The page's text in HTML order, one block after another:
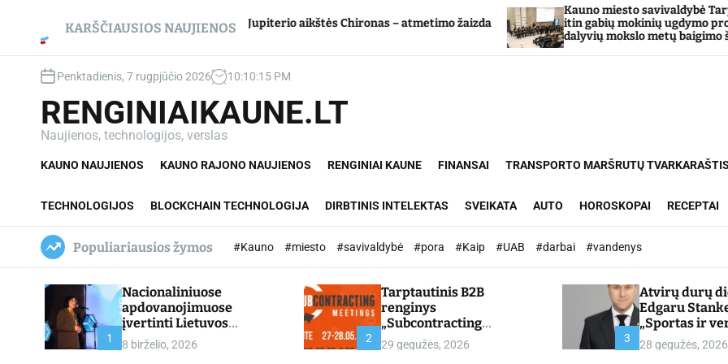
KARŠČIAUSIOS NAUJIENOS
Jupiterio aikštės Chironas – atmetimo žaizda
Kauno miesto savivaldybė Tarpdisciplininio
itin gabių mokinių ugdymo programos
dalyvių mokslo metų baigimo šventė
Penktadienis, 7 rugpjūčio 2026 10:10:16 PM
RENGINIAIKAUNE.LT
Naujienos, technologijos, verslas
KAUNO NAUJIENOS KAUNO RAJONO NAUJIENOS RENGINIAI KAUNE FINANSAI TRANSPORTO MARŠRUTŲ TVARKARAŠTIS
TECHNOLOGIJOS BLOCKCHAIN TECHNOLOGIJA DIRBTINIS INTELEKTAS SVEIKATA AUTO HOROSKOPAI RECEPTAI
Populiariausios žymos #Kauno #miesto #savivaldybė #pora #Kaip #UAB #darbai #vandenys
1
Nacionaliniuose
apdovanojimuose
įvertinti Lietuvos
profesinio mokymo
lyderiai
8 birželio, 2026 2
Tarptautinis B2B
renginys
„Subcontracting
Meetings 2026“ –
chamber.lt
29 gegužės, 2026 3
Atvirų durų
Edgaru
„Sportas ir
partnerystės,
kuria vertę“ –
28 gegužės, 2026